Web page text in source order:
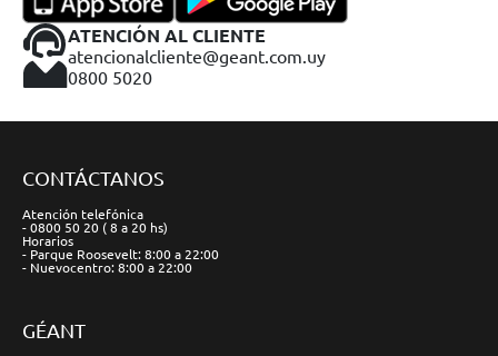
ATENCIÓN AL CLIENTE
atencionalcliente@geant.com.uy
0800 5020
CONTÁCTANOS
Atención telefónica
- 0800 50 20 ( 8 a 20 hs)
Horarios
- Parque Roosevelt: 8:00 a 22:00
- Nuevocentro: 8:00 a 22:00
GÉANT